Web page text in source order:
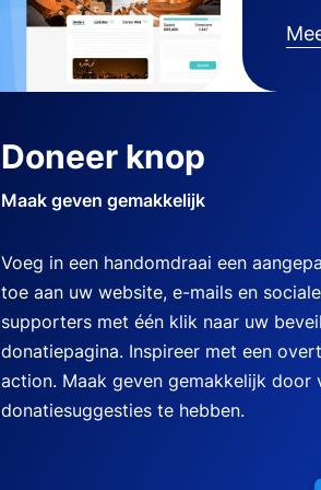
Doneer knop
Maak geven gemakkelijk
Voeg in een handomdraai een
toe aan uw website, e-mails en
supporters met één klik naar uw
donatiepagina. Inspireer met een
action. Maak geven gemakkelijk door
donatiesuggesties te hebben.